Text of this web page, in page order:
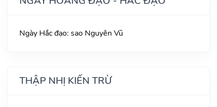
Ngày Hắc đạo: sao Nguyên Vũ
THẬP NHỊ KIẾN TRỪ